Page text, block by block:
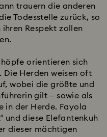
trauern die anderen
Todesstelle zurück, so
Respekt zollen
orientieren sich
Herden weisen oft
wobei die größte und
gilt – sowie als
in der Herde. Fayola
und diese Elefantenkuh
dieser mächtigen